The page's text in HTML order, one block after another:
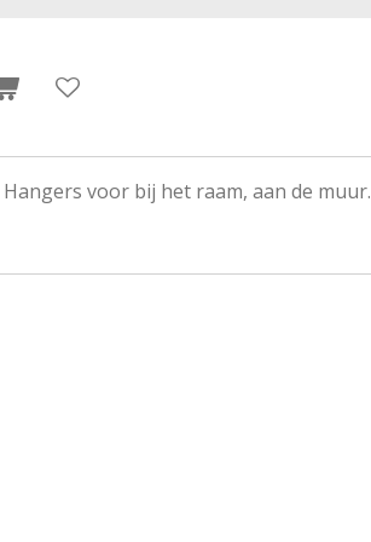
voor bij het raam, aan de muur.